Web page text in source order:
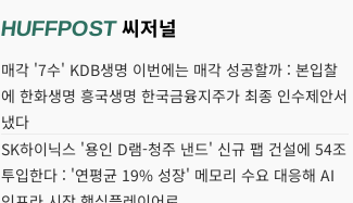
HUFFPOST씨저널
매각 '7수' KDB생명 이번에는 매각 성공할까 : 본입찰
에 한화생명 흥국생명 한국금융지주가 최종 인수제안서
냈다
SK하이닉스 '용인 D램-청주 낸드' 신규 팹 건설에 54조
투입한다 : '연평균 19% 성장' 메모리 수요 대응해 AI